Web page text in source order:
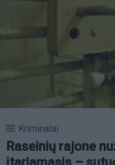
Kriminalai
Raseinių rajone